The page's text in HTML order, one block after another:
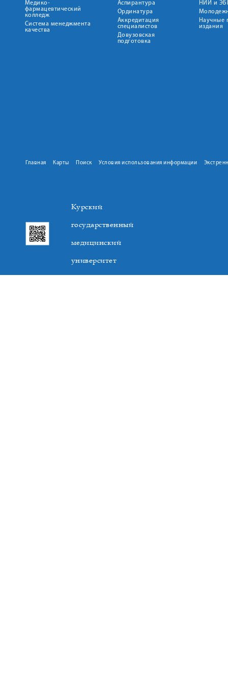
Медико-
фармацевтический
колледж
Система менеджмента
качества
Аспирантура
Ординатура
Аккредитация
специалистов
Довузовская
подготовка
НИИ и
Научные
издания
Главная Карты Поиск Условия использования информации
Курский
государственный
медицинский
университет